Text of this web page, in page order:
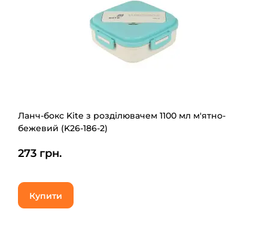
Ланч-бокс Kite з розділювачем 1100 мл м'ятно-
бежевий (K26-186-2)
273 грн.
Купити